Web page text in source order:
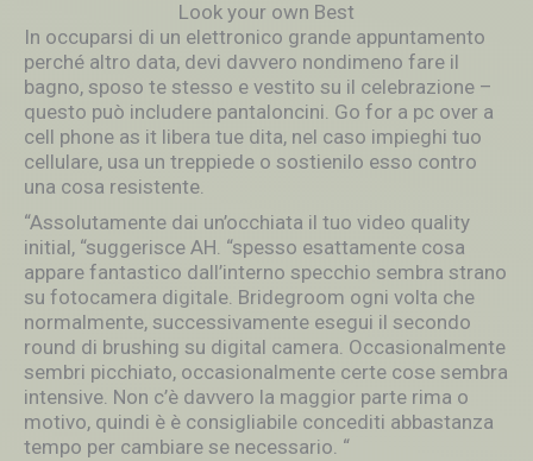
Look your own Best
In occuparsi di un elettronico grande appuntamento
perché altro data, devi davvero nondimeno fare il
bagno, sposo te stesso e vestito su il celebrazione –
questo può includere pantaloncini. Go for a pc over a
cell phone as it libera tue dita, nel caso impieghi tuo
cellulare, usa un treppiede o sostienilo esso contro
una cosa resistente.
“Assolutamente dai un’occhiata il tuo video quality
initial, “suggerisce AH. “spesso esattamente cosa
appare fantastico dall’interno specchio sembra strano
su fotocamera digitale. Bridegroom ogni volta che
normalmente, successivamente esegui il secondo
round di brushing su digital camera. Occasionalmente
sembri picchiato, occasionalmente certe cose sembra
intensive. Non c’è davvero la maggior parte rima o
motivo, quindi è è consigliabile concediti abbastanza
tempo per cambiare se necessario. “